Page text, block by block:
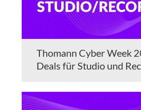
Thomann Cyber Week
Deals für Studio und